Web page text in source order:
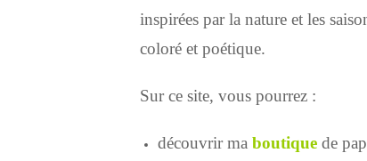
inspirées par la nature et les
coloré et poétique.
Sur ce site, vous pourrez :
découvrir ma boutique de